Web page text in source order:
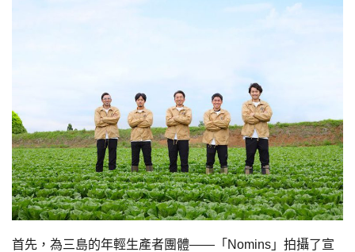
首先，為三島的年輕生產者團體——「Nomins」拍攝了宣